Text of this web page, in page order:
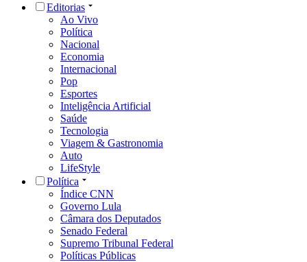
Editorias
Ao Vivo
Política
Nacional
Economia
Internacional
Pop
Esportes
Inteligência Artificial
Saúde
Tecnologia
Viagem & Gastronomia
Auto
LifeStyle
Política
Índice CNN
Governo Lula
Câmara dos Deputados
Senado Federal
Supremo Tribunal Federal
Políticas Públicas